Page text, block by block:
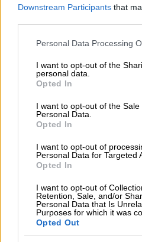
Downstream Participants that
Please note that this website/
not limited to your visit or usage
grant or deny consent to
use your data for below
consent section.
Personal Data Processing
I want to opt-out of the
personal data.
Opted In
I want to opt-out of the Sale
Personal Data.
Opted In
I want to opt-out of
Personal Data for Targeted
Opted In
I want to opt-out of
Retention, Sale, and/or
Personal Data that Is
Purposes for which it was
Opted Out
Η έκρηξη σημειώθηκε
over-Heembeek,στο
περιφέρειας της
πρωί. Σύμφωνα με τα
πρακτορεία, αυτό
που πραγματοποίησε η
εταιρεία του δικτύου.
έκανε λόγο για έναν
υπηρεσίας των
επιβεβαίωσε ότι
που τραυματίστηκαν